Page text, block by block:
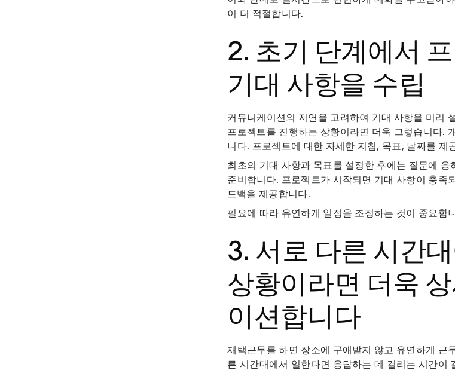
이 더 적절합니다.
2. 초기 단계에서
기대 사항을 수립
커뮤니케이션의 지연을 고려하여 기대 사항을 미리
프로젝트를 진행하는 상황이라면 더욱 그렇습니다.
니다. 프로젝트에 대한 자세한 지침, 목표, 날짜를 제
최초의 기대 사항과 목표를 설정한 후에는 질문에
준비합니다. 프로젝트가 시작되면 기대 사항이 충족
드백을 제공합니다.
필요에 따라 유연하게 일정을 조정하는 것이 중요합
3. 서로 다른 시간
상황이라면 더욱
이션합니다
재택근무를 하면 장소에 구애받지 않고 유연하게 근
른 시간대에서 일한다면 응답하는 데 걸리는 시간이